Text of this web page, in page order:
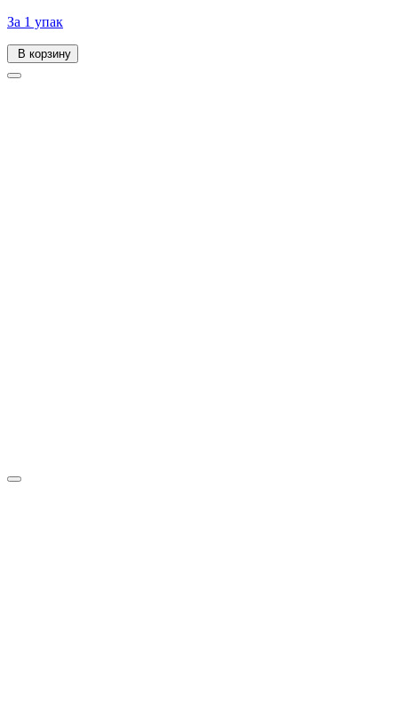
За 1 упак
В корзину